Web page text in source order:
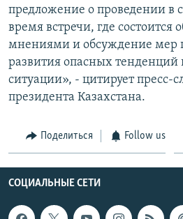
Все сайты Радио Азатутюн
предложение о проведении в
время встречи, где состоится
мнениями и обсуждение мер
развития опасных тенденций
ситуации», - цитирует пресс-
президента Казахстана.
Поделиться Follow us
СОЦИАЛЬНЫЕ СЕТИ